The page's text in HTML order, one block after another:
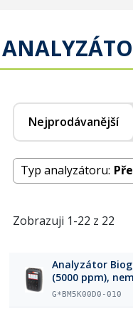
Nejprodávanější
Typ analyzátoru:
Zobrazuji 1-22 z 22
Analyzátor
(5000 ppm),
G*BM5K00D0-010